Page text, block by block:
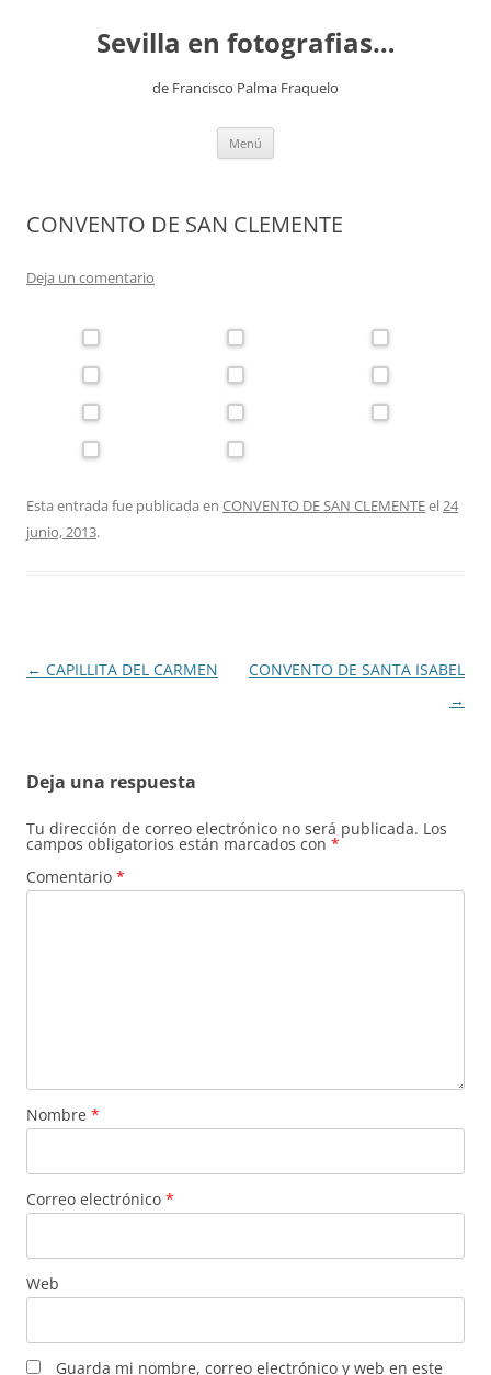
contenidoSevilla en fotografias…
de Francisco Palma Fraquelo
Menú
CONVENTO DE SAN CLEMENTE
Deja un comentario
Esta entrada fue publicada en CONVENTO DE SAN CLEMENTEel24
junio, 2013.
Navegación
← CAPILLITA DEL CARMEN
CONVENTO DE SANTA ISABEL
→
Deja una respuesta
Tu dirección de correo electrónico no será publicada. Los
campos obligatorios están marcados con *
Comentario *
Nombre *
Correo electrónico *
Web
Guarda mi nombre, correo electrónico y web en este